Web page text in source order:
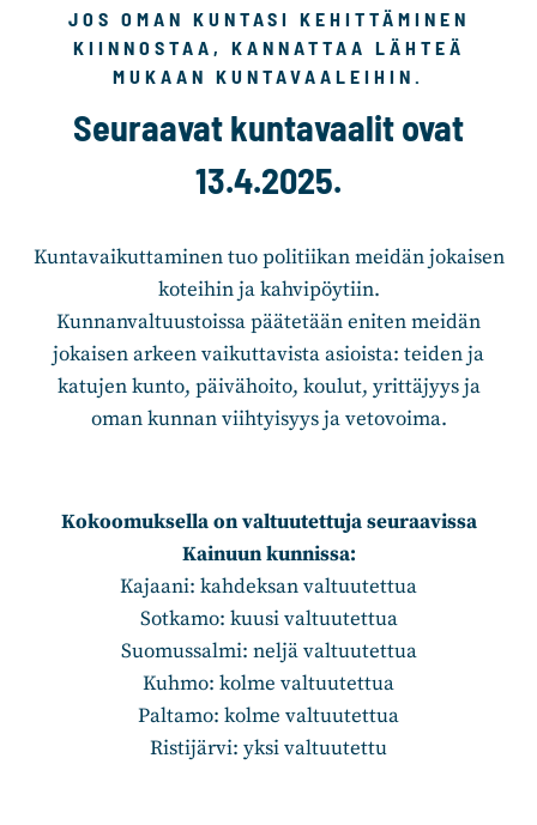
JOS OMAN KUNTASI KEHITTÄMINEN
KIINNOSTAA, KANNATTAA LÄHTEÄ
MUKAAN KUNTAVAALEIHIN.
Seuraavat kuntavaalit ovat
13.4.2025.
Kuntavaikuttaminen tuo politiikan meidän jokaisen
koteihin ja kahvipöytiin.
Kunnanvaltuustoissa päätetään eniten meidän
jokaisen arkeen vaikuttavista asioista: teiden ja
katujen kunto, päivähoito, koulut, yrittäjyys ja
oman kunnan viihtyisyys ja vetovoima.
Kokoomuksella on valtuutettuja seuraavissa
Kainuun kunnissa:
Kajaani: kahdeksan valtuutettua
Sotkamo: kuusi valtuutettua
Suomussalmi: neljä valtuutettua
Kuhmo: kolme valtuutettua
Paltamo: kolme valtuutettua
Ristijärvi: yksi valtuutettu